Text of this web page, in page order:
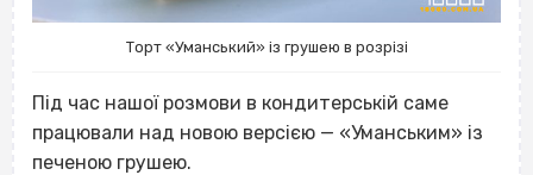
Торт «Уманський» із грушею в розрізі
Під час нашої розмови в кондитерській саме
працювали над новою версією — «Уманським» із
печеною грушею.